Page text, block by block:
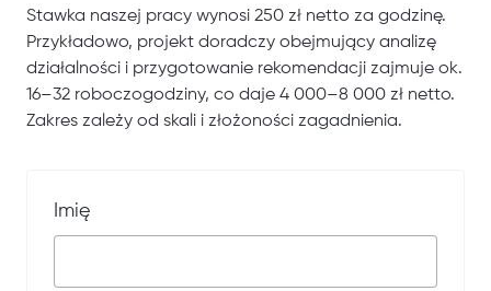
Stawka naszej pracy wynosi 250 zł netto za godzinę.
Przykładowo, projekt doradczy obejmujący analizę
działalności i przygotowanie rekomendacji zajmuje ok.
16–32 roboczogodziny, co daje 4 000–8 000 zł netto.
Zakres zależy od skali i złożoności zagadnienia.
Imię